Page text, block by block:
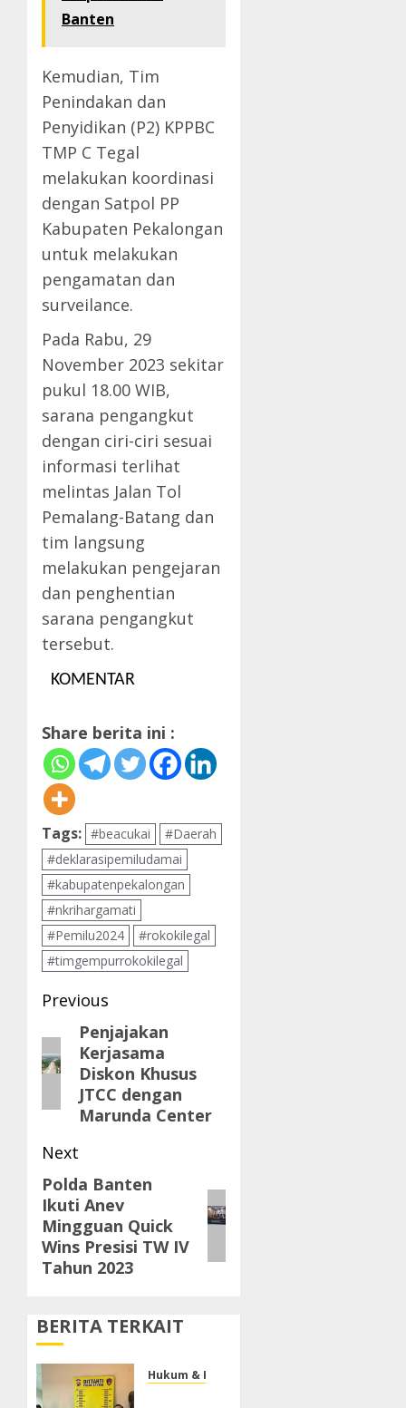
Banten
Kemudian, Tim
Penindakan dan
Penyidikan (P2) KPPBC
TMP C Tegal
melakukan koordinasi
dengan Satpol PP
Kabupaten Pekalongan
untuk melakukan
pengamatan dan
surveilance.
Pada Rabu, 29
November 2023 sekitar
pukul 18.00 WIB,
sarana pengangkut
dengan ciri-ciri sesuai
informasi terlihat
melintas Jalan Tol
Pemalang-Batang dan
tim langsung
melakukan pengejaran
dan penghentian
sarana pengangkut
tersebut.
KOMENTAR
Share berita ini :
Tags: #beacukai
#Daerah
#deklarasipemiludamai
#kabupatenpekalongan
#nkrihargamati
#Pemilu2024
#rokokilegal
#timgempurrokokilegal
Post
navigation
Previous
Previous
post:
Penjajakan
Kerjasama
Diskon Khusus
JTCC dengan
Marunda Center
Next
Next
post:
Polda Banten
Ikuti Anev
Mingguan Quick
Wins Presisi TW IV
Tahun 2023
BERITA TERKAIT
Hukum & Kriminal